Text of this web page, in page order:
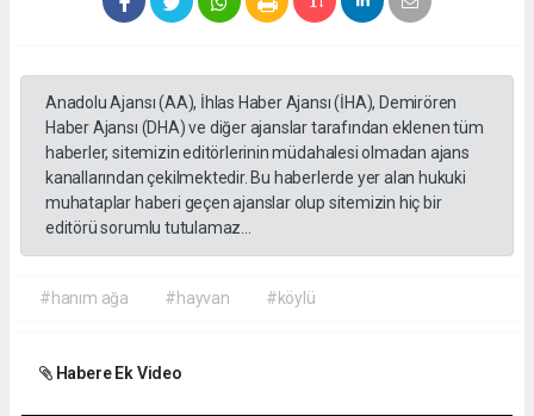
Anadolu Ajansı (AA), İhlas Haber Ajansı (İHA), Demirören
Haber Ajansı (DHA) ve diğer ajanslar tarafından eklenen tüm
haberler, sitemizin editörlerinin müdahalesi olmadan ajans
kanallarından çekilmektedir. Bu haberlerde yer alan hukuki
muhataplar haberi geçen ajanslar olup sitemizin hiç bir
editörü sorumlu tutulamaz...
#hanım ağa #hayvan #köylü
Habere Ek Video